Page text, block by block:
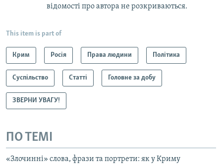
відомості про автора не розкриваються.
This item is part of
Крим Росія Права людини Політика
Суспільство Статті Головне за добу
ЗВЕРНИ УВАГУ!
ПО ТЕМІ
«Злочинні» слова, фрази та портрети: як у Криму